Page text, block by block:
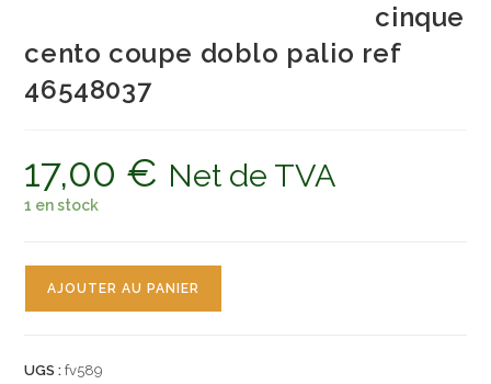
cinque
cento coupe doblo palio ref
46548037
17,00 € Net de TVA
1 en stock
AJOUTER AU PANIER
UGS :fv589